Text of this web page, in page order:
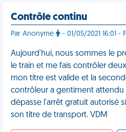
Contrôle continu
Par Anonyme - 01/05/2021 16:01 -
Aujourd'hui, nous sommes le
le train et me fais contrôler
mon titre est valide et la
contrôleur a gentiment
dépasse l'arrêt gratuit autorisé
son titre de transport. VDM